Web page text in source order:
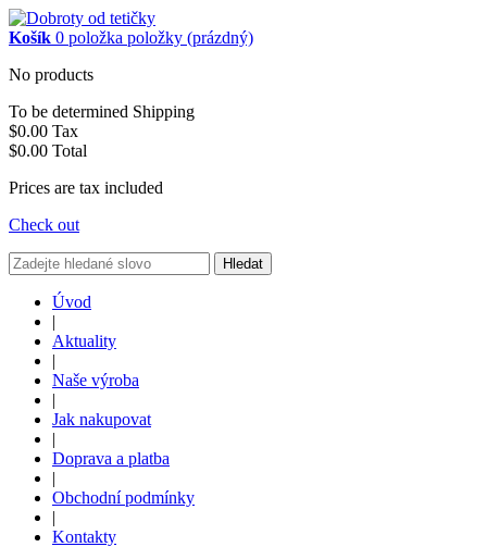
Košík 0 položka položky (prázdný)
No products
To be determined Shipping
$0.00 Tax
$0.00 Total
Prices are tax included
Check out
Hledat
Úvod
|
Aktuality
|
Naše výroba
|
Jak nakupovat
|
Doprava a platba
|
Obchodní podmínky
|
Kontakty